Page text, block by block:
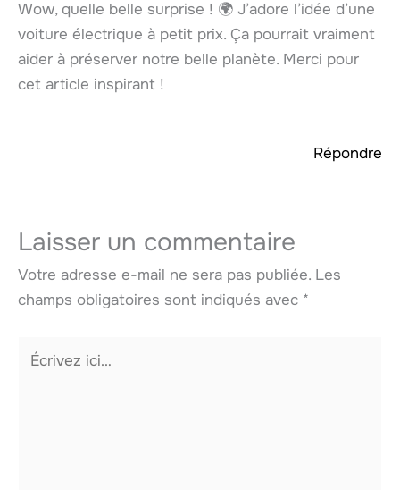
Wow, quelle belle surprise ! 🌍 J’adore l’idée d’une
voiture électrique à petit prix. Ça pourrait vraiment
aider à préserver notre belle planète. Merci pour
cet article inspirant !
Répondre
Laisser un commentaire
Votre adresse e-mail ne sera pas publiée. Les
champs obligatoires sont indiqués avec *
Écrivez
ici…